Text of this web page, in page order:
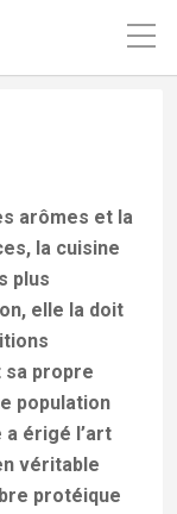
arômes et la
la cuisine
plus
elle la doit
sa propre
population
a érigé l’art
véritable
protéique